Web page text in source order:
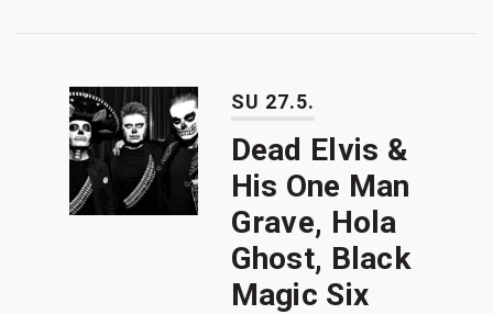
SU 27.5.
Dead Elvis &
His One Man
Grave, Hola
Ghost, Black
Magic Six